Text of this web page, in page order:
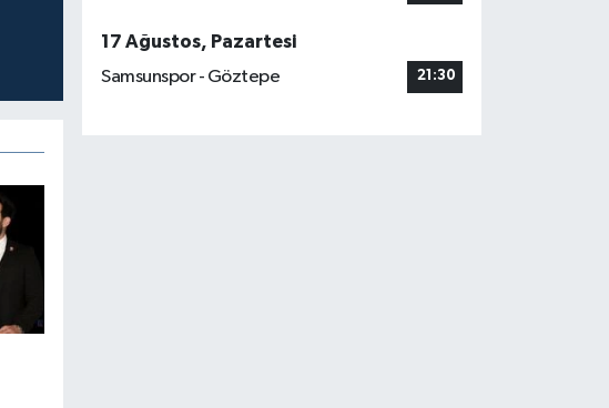
17 Ağustos, Pazartesi
Samsunspor - Göztepe
21:30